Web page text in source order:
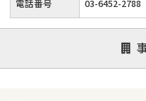
電話番号 03-6452-2788